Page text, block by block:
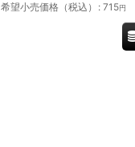
希望小売価格（税込） : 715円